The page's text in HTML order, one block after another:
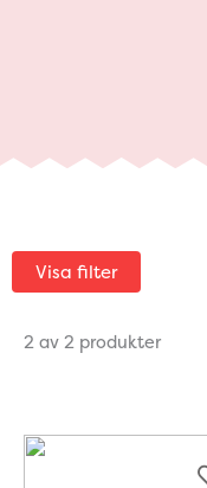
Visa filter
2 av 2 produkter